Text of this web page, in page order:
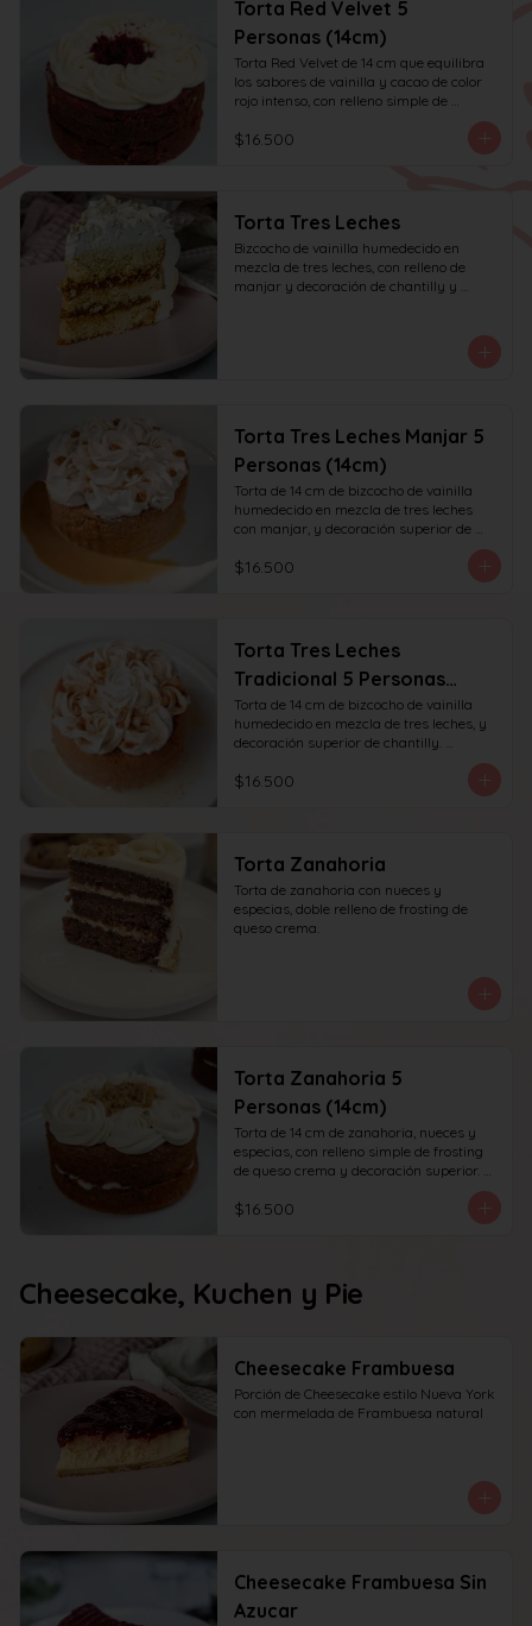
Torta Red Velvet 5
Personas (14cm)
Torta Red Velvet de 14 cm que equilibra
los sabores de vainilla y cacao de color
rojo intenso, con relleno simple de
solo en la parte superior. Recomendada
$16.500
Torta Tres Leches
Bizcocho de vainilla humedecido en
mezcla de tres leches, con relleno de
manjar y decoración de chantilly y
Torta Tres Leches Manjar 5
Personas (14cm)
Torta de 14 cm de bizcocho de vainilla
humedecido en mezcla de tres leches
con manjar, y decoración superior de
chantilly y manjar. recomendada para 6
personas.
$16.500
Torta Tres Leches
Tradicional 5 Personas
(14cm)
Torta de 14 cm de bizcocho de vainilla
humedecido en mezcla de tres leches, y
decoración superior de chantilly.
$16.500
Torta Zanahoria
Torta de zanahoria con nueces y
especias, doble relleno de frosting de
queso crema.
Torta Zanahoria 5
Personas (14cm)
Torta de 14 cm de zanahoria, nueces y
especias, con relleno simple de frosting
de queso crema y decoración superior.
$16.500
Cheesecake, Kuchen y Pie
Cheesecake Frambuesa
Porción de Cheesecake estilo Nueva York
con mermelada de Frambuesa natural
Cheesecake Frambuesa Sin
Azucar